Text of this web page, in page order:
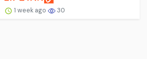
1 week ago 30